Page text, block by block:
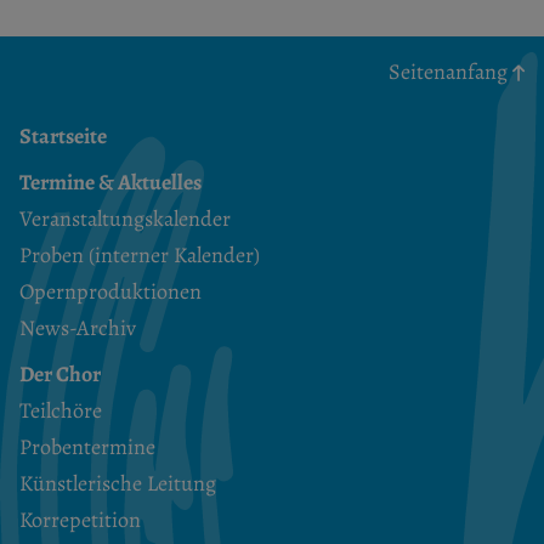
Seitenanfang
Startseite
Termine & Aktuelles
Veranstaltungskalender
Proben (interner Kalender)
Opernproduktionen
News-Archiv
Der Chor
Teilchöre
Probentermine
Künstlerische Leitung
Korrepetition